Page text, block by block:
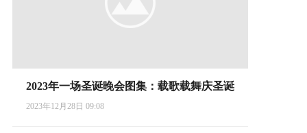
2023年一场圣诞晚会图集：载歌载舞庆圣诞
2023年12月28日 09:08